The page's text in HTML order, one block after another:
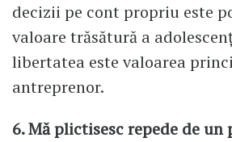
decizii pe cont propriu este
valoare trăsătură a
libertatea este valoarea
antreprenor.
6. Mă plictisesc repede de un